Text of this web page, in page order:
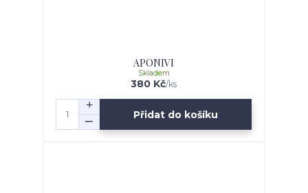
APONIVI
380 Kč/ks
Skladem
Přidat do košíku